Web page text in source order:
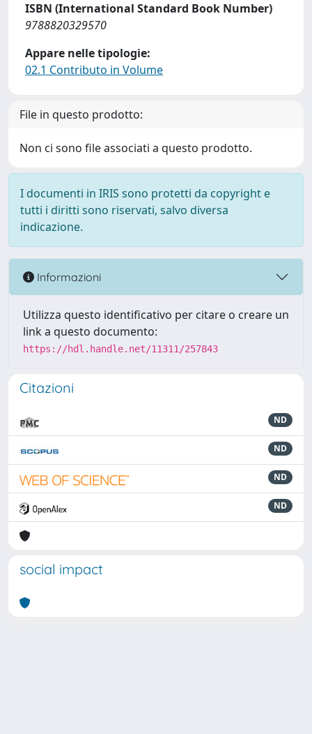
ISBN (International Standard Book Number)
9788820329570
Appare nelle tipologie:
02.1 Contributo in Volume
File in questo prodotto:
Non ci sono file associati a questo prodotto.
I documenti in IRIS sono protetti da copyright e
tutti i diritti sono riservati, salvo diversa
indicazione.
Informazioni
Utilizza questo identificativo per citare o creare un
link a questo documento:
https://hdl.handle.net/11311/257843
Citazioni
ND
ND
ND
ND
social impact